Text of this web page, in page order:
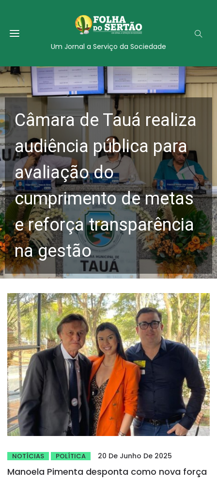
Um Jornal a Serviço da Sociedade
Câmara de Tauá realiza
audiência pública para
avaliação do
cumprimento de metas
e reforça transparência
na gestão
NOTÍCIAS POLÍTICA 20 De Junho De 2025
Manoela Pimenta desponta como nova força